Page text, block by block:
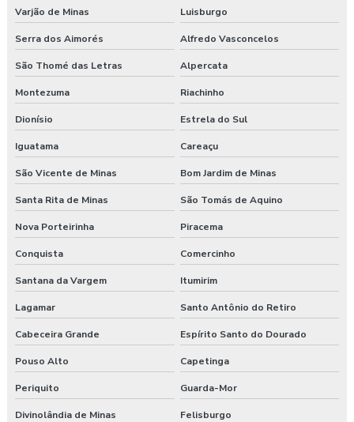
Varjão de Minas Luisburgo
Serra dos Aimorés Alfredo Vasconcelos
São Thomé das Letras Alpercata
Montezuma Riachinho
Dionísio Estrela do Sul
Iguatama Careaçu
São Vicente de Minas Bom Jardim de Minas
Santa Rita de Minas São Tomás de Aquino
Nova Porteirinha Piracema
Conquista Comercinho
Santana da Vargem Itumirim
Lagamar Santo Antônio do Retiro
Cabeceira Grande Espírito Santo do Dourado
Pouso Alto Capetinga
Periquito Guarda-Mor
Divinolândia de Minas Felisburgo